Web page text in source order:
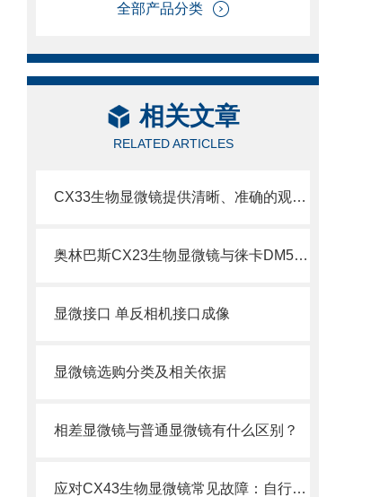
全部产品分类
相关文章
RELATED ARTICLES
CX33生物显微镜提供清晰、准确的观察和分析样本的能力
奥林巴斯CX23生物显微镜与徕卡DM500生物显微镜比较
显微接口 单反相机接口成像
显微镜选购分类及相关依据
相差显微镜与普通显微镜有什么区别？
应对CX43生物显微镜常见故障：自行排查与解决妙招